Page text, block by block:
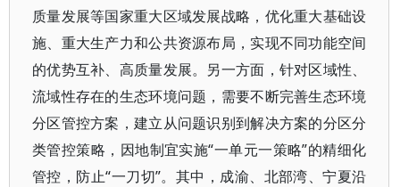
质量发展等国家重大区域发展战略，优化重大基础设
施、重大生产力和公共资源布局，实现不同功能空间
的优势互补、高质量发展。另一方面，针对区域性、
流域性存在的生态环境问题，需要不断完善生态环境
分区管控方案，建立从问题识别到解决方案的分区分
类管控策略，因地制宜实施“一单元一策略”的精细化
管控，防止“一刀切”。其中，成渝、北部湾、宁夏沿